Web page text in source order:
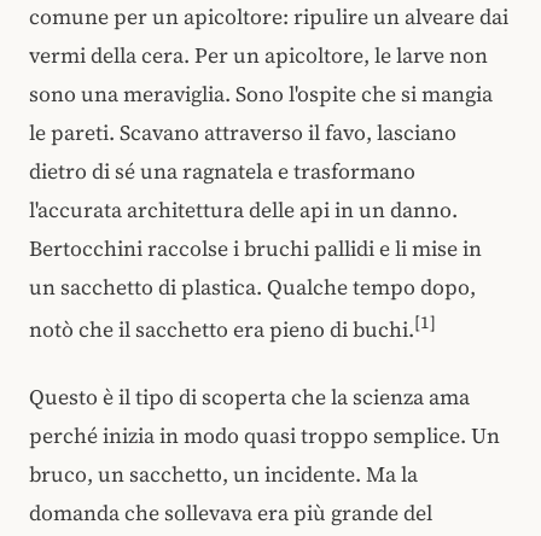
comune per un apicoltore: ripulire un alveare dai
vermi della cera. Per un apicoltore, le larve non
sono una meraviglia. Sono l'ospite che si mangia
le pareti. Scavano attraverso il favo, lasciano
dietro di sé una ragnatela e trasformano
l'accurata architettura delle api in un danno.
Bertocchini raccolse i bruchi pallidi e li mise in
un sacchetto di plastica. Qualche tempo dopo,
notò che il sacchetto era pieno di buchi.[1]
Questo è il tipo di scoperta che la scienza ama
perché inizia in modo quasi troppo semplice. Un
bruco, un sacchetto, un incidente. Ma la
domanda che sollevava era più grande del